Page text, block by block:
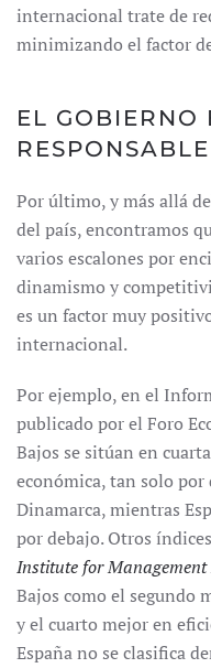
internacional trate de
minimizando el factor
EL GOBIERNO
RESPONSABLE
Por último, y más allá
del país, encontramos
varios escalones por
dinamismo y
es un factor muy
internacional.
Por ejemplo, en el
publicado por el Foro
Bajos se sitúan en
económica, tan solo por
Dinamarca, mientras
por debajo. Otros
Institute for Management
Bajos como el segundo
y el cuarto mejor en
España no se clasifica